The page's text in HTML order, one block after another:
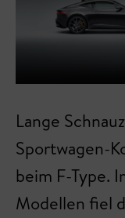
Lange
Sportwagen-
beim F-Type.
Modellen fiel